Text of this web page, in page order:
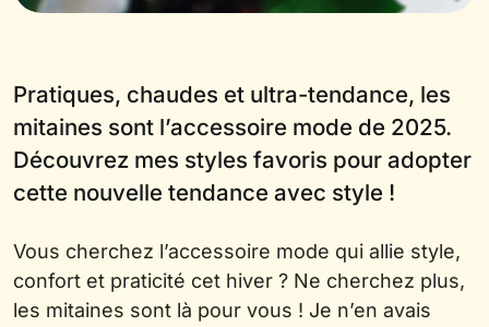
Pratiques, chaudes et ultra-tendance, les
mitaines sont l’accessoire mode de 2025.
Découvrez mes styles favoris pour adopter
cette nouvelle tendance avec style !
Vous cherchez l’accessoire mode qui allie style,
confort et praticité cet hiver ? Ne cherchez plus,
les mitaines sont là pour vous ! Je n’en avais